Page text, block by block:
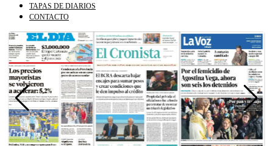
TAPAS DE DIARIOS
CONTACTO